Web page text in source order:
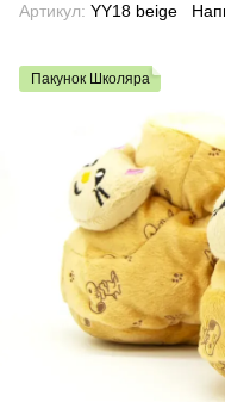
Артикул: YY18 beige
Пакунок Школяра